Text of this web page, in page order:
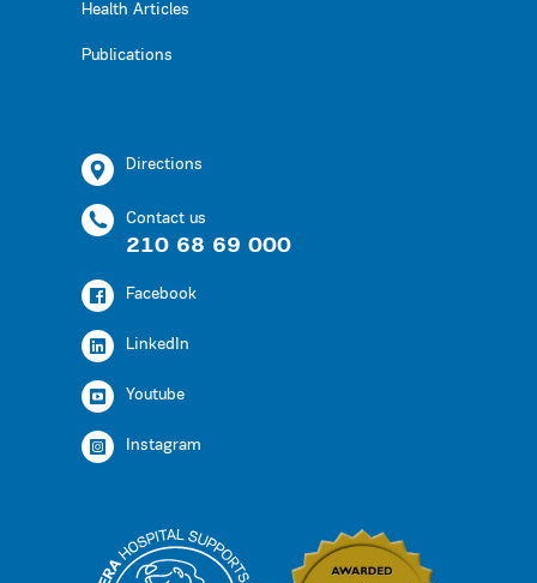
Health Articles
Publications
Directions
Contact us
210 68 69 000
Facebook
LinkedIn
Youtube
Instagram